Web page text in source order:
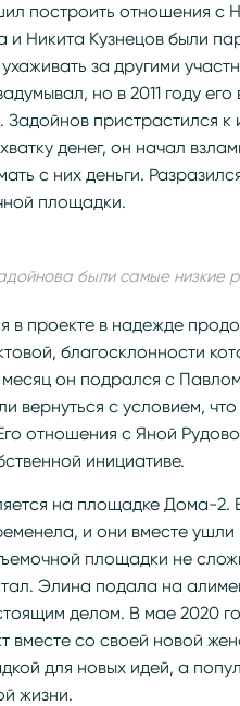
построить отношения с
и Никита Кузнецов были
за другими
но в 2011 году
пристрастился к
денег, он начал
с них деньги.
площадки.
были самые низкие
в проекте в надежде
благосклонности
он подрался с
вернуться с условием,
отношения с Яной
инициативе.
на площадке Дома-2.
и они вместе ушли
площадки не
Элина подала на
делом. В мае 2020
вместе со своей новой
для новых идей, а
жизни.